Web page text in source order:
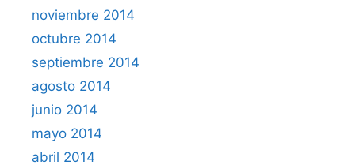
noviembre 2014
octubre 2014
septiembre 2014
agosto 2014
junio 2014
mayo 2014
abril 2014